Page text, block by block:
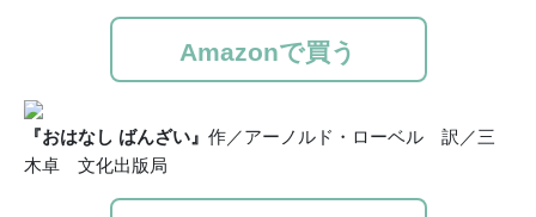
Amazonで買う
『おはなし ばんざい』 作／アーノルド・ローベル 訳／三
木卓 文化出版局